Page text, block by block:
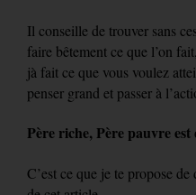
Il conseille de trouver sans
faire bêtement ce que l’on
jà fait ce que vous voulez
penser grand et passer à
Père riche, Père pauvre
C’est ce que je te propose